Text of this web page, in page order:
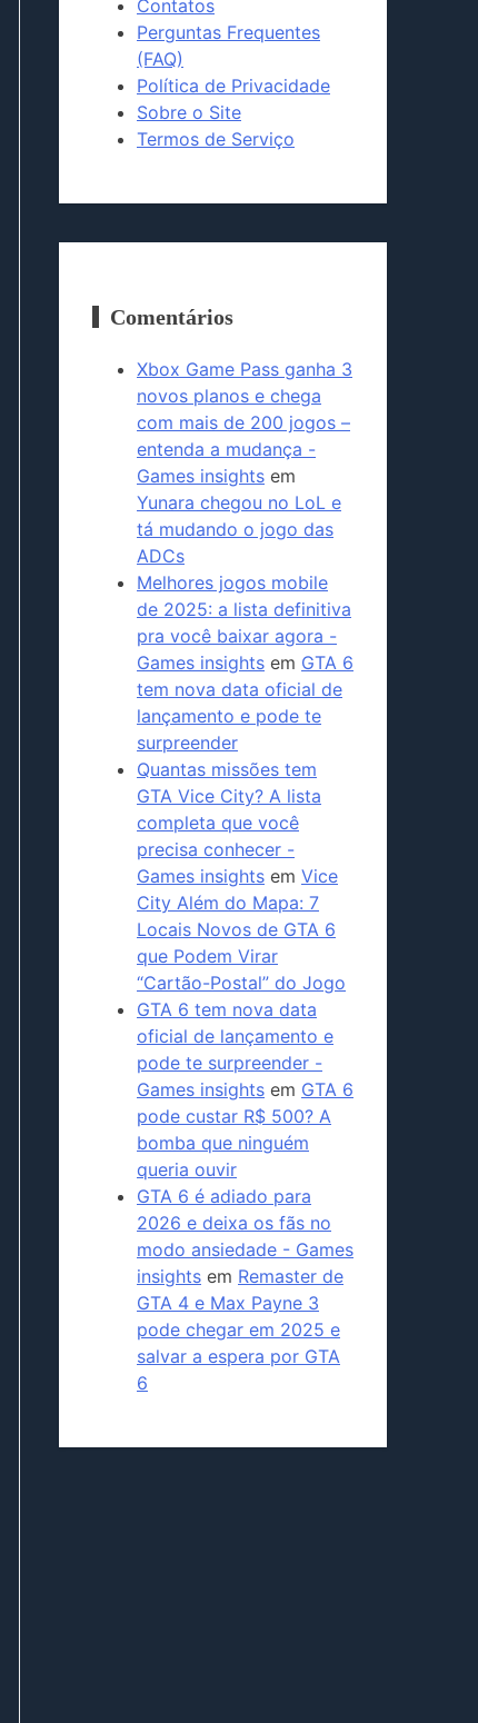
Contatos
Perguntas Frequentes
(FAQ)
Política de Privacidade
Sobre o Site
Termos de Serviço
Comentários
Xbox Game Pass ganha 3
novos planos e chega
com mais de 200 jogos –
entenda a mudança -
Games insights em
Yunara chegou no LoL e
tá mudando o jogo das
ADCs
Melhores jogos mobile
de 2025: a lista definitiva
pra você baixar agora -
Games insights em GTA 6
tem nova data oficial de
lançamento e pode te
surpreender
Quantas missões tem
GTA Vice City? A lista
completa que você
precisa conhecer -
Games insights em Vice
City Além do Mapa: 7
Locais Novos de GTA 6
que Podem Virar
“Cartão-Postal” do Jogo
GTA 6 tem nova data
oficial de lançamento e
pode te surpreender -
Games insights em GTA 6
pode custar R$ 500? A
bomba que ninguém
queria ouvir
GTA 6 é adiado para
2026 e deixa os fãs no
modo ansiedade - Games
insights em Remaster de
GTA 4 e Max Payne 3
pode chegar em 2025 e
salvar a espera por GTA
6